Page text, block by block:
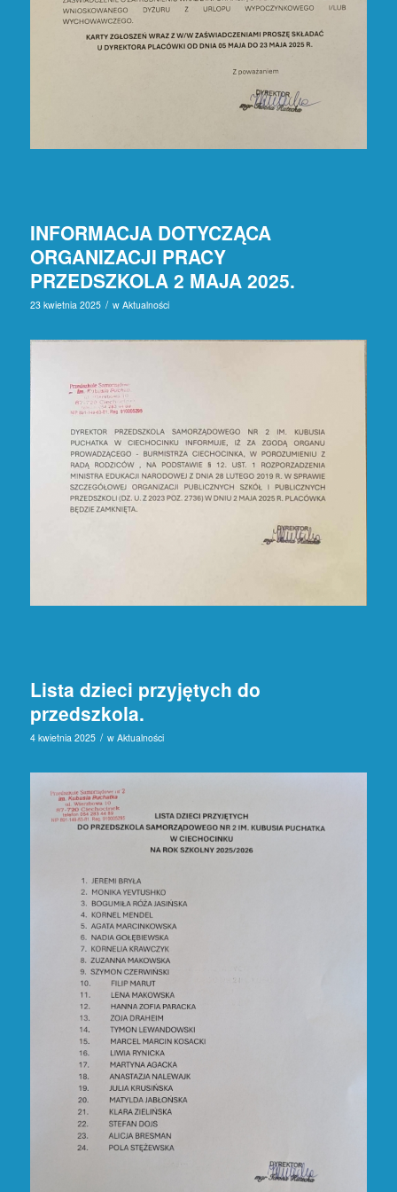
INFORMACJA DOTYCZĄCA
ORGANIZACJI PRACY
PRZEDSZKOLA 2 MAJA 2025.
23 kwietnia 2025 / w Aktualności
Lista dzieci przyjętych do
przedszkola.
4 kwietnia 2025 / w Aktualności